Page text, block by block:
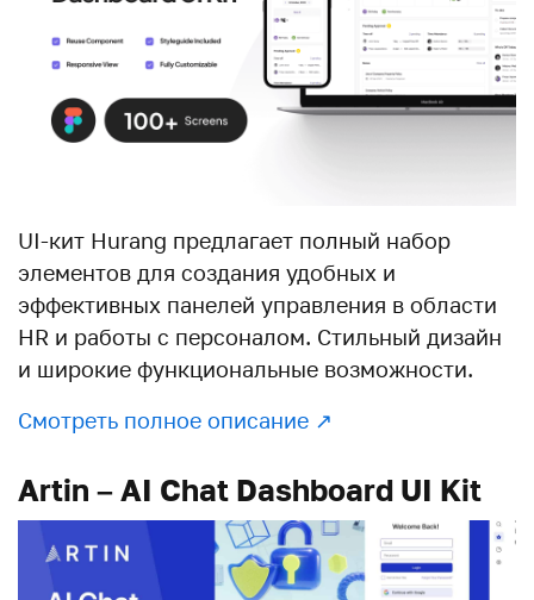
UI-кит Hurang предлагает полный набор
элементов для создания удобных и
эффективных панелей управления в области
HR и работы с персоналом. Стильный дизайн
и широкие функциональные возможности.
Смотреть полное описание ↗︎
Artin – AI Chat Dashboard UI Kit